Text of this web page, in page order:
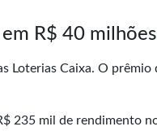
R$ 40 milhões
Loterias Caixa. O prêmio
235 mil de rendimento